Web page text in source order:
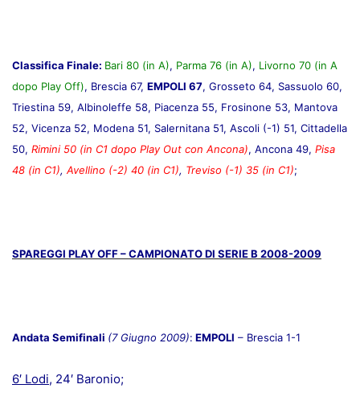
Classifica Finale: Bari 80 (in A), Parma 76 (in A), Livorno 70 (in A
dopo Play Off), Brescia 67, EMPOLI 67, Grosseto 64, Sassuolo 60,
Triestina 59, Albinoleffe 58, Piacenza 55, Frosinone 53, Mantova
52, Vicenza 52, Modena 51, Salernitana 51, Ascoli (-1) 51, Cittadella
50, Rimini 50 (in C1 dopo Play Out con Ancona), Ancona 49, Pisa
48 (in C1), Avellino (-2) 40 (in C1), Treviso (-1) 35 (in C1);
SPAREGGI PLAY OFF – CAMPIONATO DI SERIE B 2008-2009
Andata Semifinali (7 Giugno 2009): EMPOLI – Brescia 1-1
6′ Lodi, 24′ Baronio;